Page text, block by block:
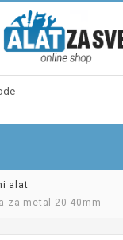
alat
za metal 20-40mm